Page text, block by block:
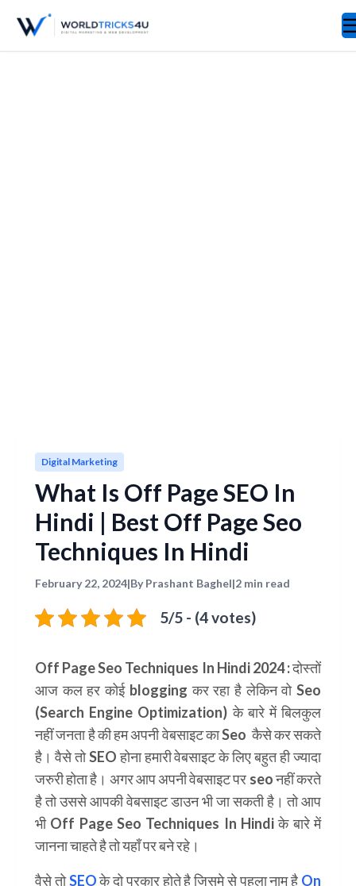
Digital Marketing
What Is Off Page SEO In
Hindi | Best Off Page Seo
Techniques In Hindi
February 22, 2024|By Prashant Baghel|2 min read
5/5 - (4 votes)
Off Page Seo Techniques In Hindi 2024:दोस्तों
आज कल हर कोई blogging कर रहा है लेकिन वोSeo
(Search Engine Optimization)के बारे में बिलकुल
नहीं जनता है की हम अपनी वेबसाइट काSeo कैसे कर सकते
है। वैसे तो SEO होना हमारी वेबसाइट के लिए बहुत ही ज्यादा
जरुरी होता है। अगर आप अपनी वेबसाइट पर seo नहीं करते
है तो उससे आपकी वेबसाइट डाउन भी जा सकती है। तो आप
भी Off Page Seo Techniques In Hindi के बारे में
जानना चाहते है तो यहाँ पर बने रहे।
वैसे तोSEOके दो प्रकार होते है जिसमे से पहला नाम है On